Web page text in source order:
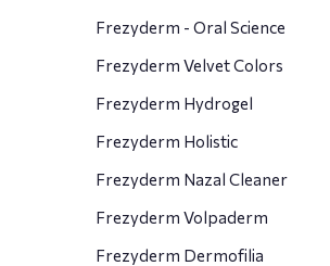
Frezyderm - Oral Science
Frezyderm Velvet Colors
Frezyderm Hydrogel
Frezyderm Holistic
Frezyderm Nazal Cleaner
Frezyderm Volpaderm
Frezyderm Dermofilia